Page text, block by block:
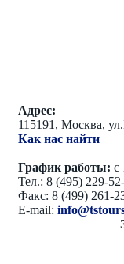
Адрес:
115191, Москва,
Как нас найти
График работы: с
Тел.: 8 (495) 229-
Факс: 8 (499) 261-
E-mail: